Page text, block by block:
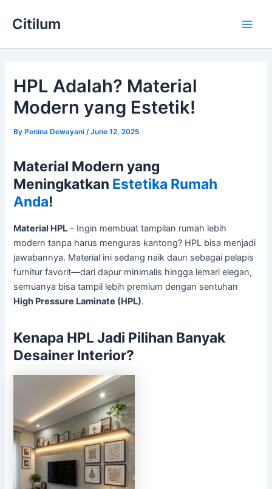
Citilum
HPL Adalah? Material
Modern yang Estetik!
ByPenina Dewayani /June 12, 2025
Material Modern yang
Meningkatkan Estetika Rumah
Anda!
Material HPL – Ingin membuat tampilan rumah lebih
modern tanpa harus menguras kantong? HPL bisa menjadi
jawabannya. Material ini sedang naik daun sebagai pelapis
furnitur favorit—dari dapur minimalis hingga lemari elegan,
semuanya bisa tampil lebih premium dengan sentuhan
High Pressure Laminate (HPL).
Kenapa HPL Jadi Pilihan Banyak
Desainer Interior?